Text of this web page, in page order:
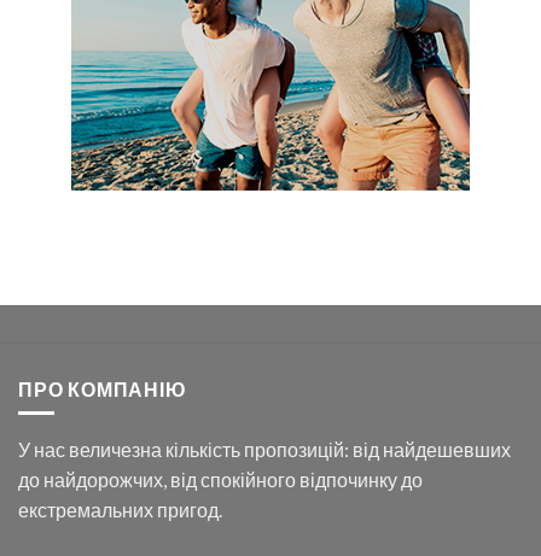
ПРО КОМПАНІЮ
У нас величезна кількість пропозицій: від найдешевших
до найдорожчих, від спокійного відпочинку до
екстремальних пригод.